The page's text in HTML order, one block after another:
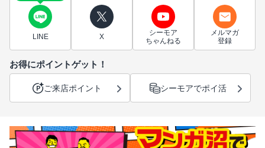
LINE X
シーモア
ちゃんねる
メルマガ
登録
お得にポイントゲット！
ご来店ポイント シーモアでポイ活